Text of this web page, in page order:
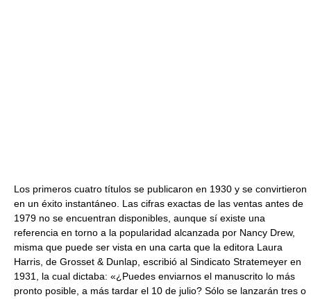
Los primeros cuatro títulos se publicaron en 1930 y se convirtieron
en un éxito instantáneo. Las cifras exactas de las ventas antes de
1979 no se encuentran disponibles, aunque sí existe una
referencia en torno a la popularidad alcanzada por Nancy Drew,
misma que puede ser vista en una carta que la editora Laura
Harris, de Grosset & Dunlap, escribió al Sindicato Stratemeyer en
1931, la cual dictaba: «¿Puedes enviarnos el manuscrito lo más
pronto posible, a más tardar el 10 de julio? Sólo se lanzarán tres o